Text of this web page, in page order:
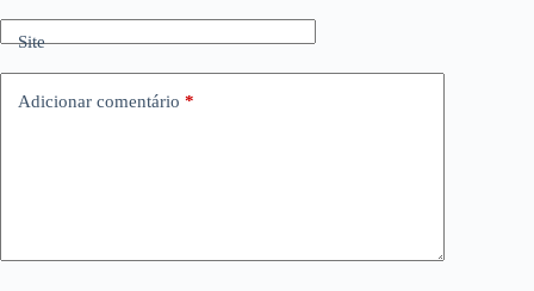
Site
Adicionar comentário *